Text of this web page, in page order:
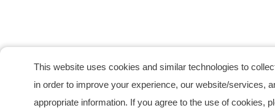
This website uses cookies and similar technologies to
in order to improve your experience, our website/services,
appropriate information. If you agree to the use of cookies,